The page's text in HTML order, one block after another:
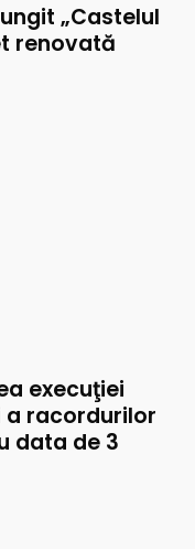
„Castelul
renovată
execuţiei
a racordurilor
data de 3